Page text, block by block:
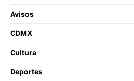
Avisos
CDMX
Cultura
Deportes